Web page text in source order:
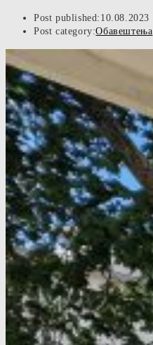
Post published: 10.08.2023
Post category:Обавештења